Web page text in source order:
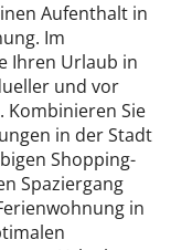
Aufenthalt in
Im
Ihren Urlaub in
und vor
Kombinieren Sie
in der Stadt
Shopping-
Spaziergang
in